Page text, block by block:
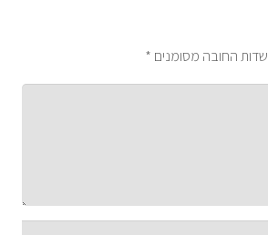
שדות החובה מסומנים *